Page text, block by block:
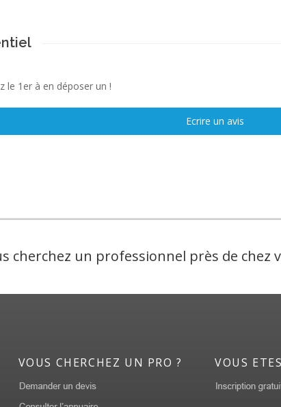
le 1er à en déposer un !
Ecrire un avis
cherchez un professionnel près de chez
VOUS CHERCHEZ UN PRO ? VOUS